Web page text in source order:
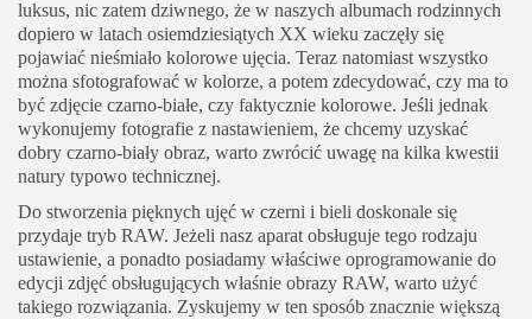
luksus, nic zatem dziwnego, że w naszych albumach rodzinnych
dopiero w latach osiemdziesiątych XX wieku zaczęły się
pojawiać nieśmiało kolorowe ujęcia. Teraz natomiast wszystko
można sfotografować w kolorze, a potem zdecydować, czy ma to
być zdjęcie czarno-białe, czy faktycznie kolorowe. Jeśli jednak
wykonujemy fotografie z nastawieniem, że chcemy uzyskać
dobry czarno-biały obraz, warto zwrócić uwagę na kilka kwestii
natury typowo technicznej.
Do stworzenia pięknych ujęć w czerni i bieli doskonale się
przydaje tryb RAW. Jeżeli nasz aparat obsługuje tego rodzaju
ustawienie, a ponadto posiadamy właściwe oprogramowanie do
edycji zdjęć obsługujących właśnie obrazy RAW, warto użyć
takiego rozwiązania. Zyskujemy w ten sposób znacznie większą